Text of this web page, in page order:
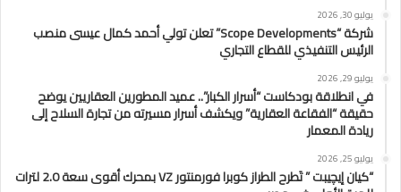
يوليو 30, 2026
شركة “Scope Developments” تعلن تولي أحمد كمال عيسى منصب
الرئيس التنفيذي للقطاع التجاري
يوليو 29, 2026
في انطلاقة بودكاست “أسرار الكبار”.. عميد المطورين العقاريين يوضح
حقيقة “الفقاعة العقارية” ويكشف أسرار مسيرته من تجارة السلاح إلى
ريادة المعمار
يوليو 25, 2026
“كيان إيچيبت ” تَطرح الطراز كوبرا فورمنتور VZ بمحرك أقوى سعة 2.0 لترات